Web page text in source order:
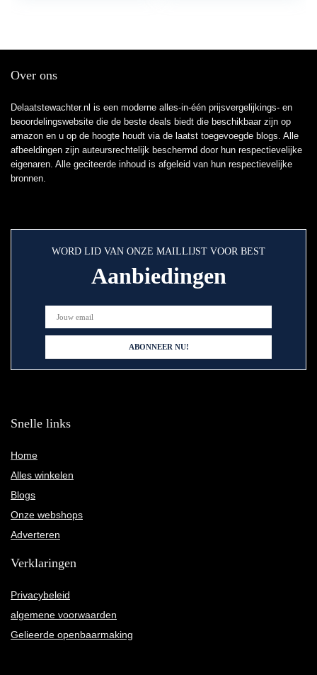
Over ons
Delaatstewachter.nl is een moderne alles-in-één prijsvergelijkings- en
beoordelingswebsite die de beste deals biedt die beschikbaar zijn op
amazon en u op de hoogte houdt via de laatst toegevoegde blogs. Alle
afbeeldingen zijn auteursrechtelijk beschermd door hun respectievelijke
eigenaren. Alle geciteerde inhoud is afgeleid van hun respectievelijke
bronnen.
WORD LID VAN ONZE MAILLIJST VOOR BEST
Aanbiedingen
Snelle links
Home
Alles winkelen
Blogs
Onze webshops
Adverteren
Verklaringen
Privacybeleid
algemene voorwaarden
Gelieerde openbaarmaking